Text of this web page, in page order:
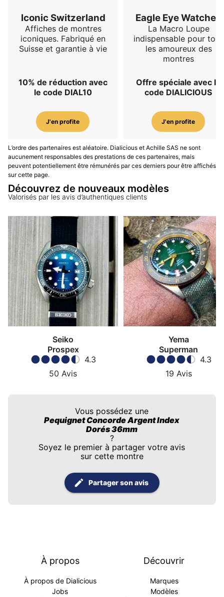
Iconic Switzerland
Affiches de montres
iconiques. Fabriqué en
Suisse et garantie à vie
10% de réduction avec
le code DIAL10
J'en profite
Eagle Eye Watches
La Macro Loupe
indispensable pour tous
les amoureux des
montres
Offre spéciale avec le
code DIALICIOUS
J'en profite
L’ordre des partenaires est aléatoire. Dialicious et Achille SAS ne sont
aucunement responsables des prestations de ces partenaires, mais
peuvent potentiellement être rémunérés par ces derniers pour être affichés
sur cette page.
Découvrez de nouveaux modèles
Valorisés par les avis d’authentiques clients
Seiko
Prospex
4.3
50 Avis
Yema
Superman
4.3
19 Avis
Vous possédez une
Pequignet Concorde Argent Index
Dorés 36mm
?
Soyez le premier à partager votre avis
sur cette montre
Partager son avis
À propos
À propos de Dialicious
Jobs
Découvrir
Marques
Modèles